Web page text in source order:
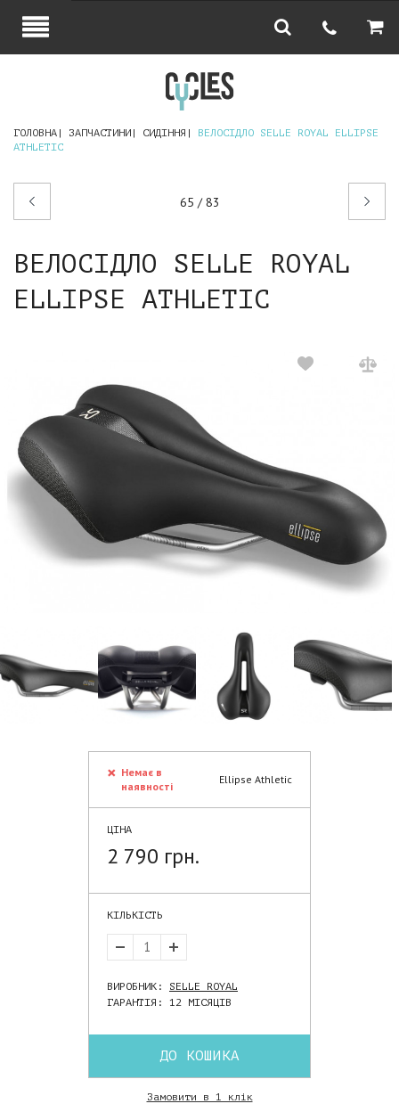
ГОЛОВНА ЗАПЧАСТИНИ СИДІННЯ
ВЕЛОСІДЛО SELLE ROYAL ELLIPSE
ATHLETIC
65 / 83
Наступний
ВЕЛОСІДЛО SELLE ROYAL
ELLIPSE ATHLETIC
Немає в
наявності
Ellipse Athletic
ЦІНА
2 790 грн.
КІЛЬКІСТЬ
ВИРОБНИК: SELLE ROYAL
ГАРАНТІЯ: 12 МІСЯЦІВ
ДО КОШИКА
Замовити в 1 клік